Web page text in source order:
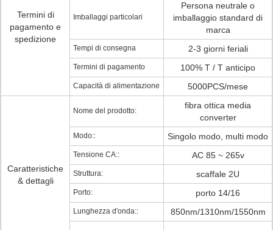
Termini di
pagamento e
spedizione
Imballaggi particolari
Persona neutrale o
imballaggio standard di
marca
Tempi di consegna 2-3 giorni feriali
Termini di pagamento 100% T / T anticipo
Capacità di alimentazione 5000PCS/mese
Caratteristiche
& dettagli
Nome del prodotto:
fibra ottica media
converter
Modo:: Singolo modo, multi modo
Tensione CA:: AC 85 ~ 265v
Struttura: scaffale 2U
Porto: porto 14/16
Lunghezza d'onda:: 850nm/1310nm/1550nm